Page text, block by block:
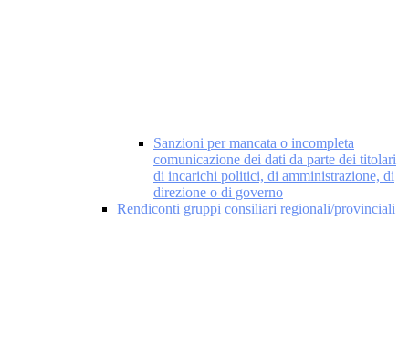
Sanzioni per mancata o incompleta
comunicazione dei dati da parte dei titolari
di incarichi politici, di amministrazione, di
direzione o di governo
Rendiconti gruppi consiliari regionali/provinciali